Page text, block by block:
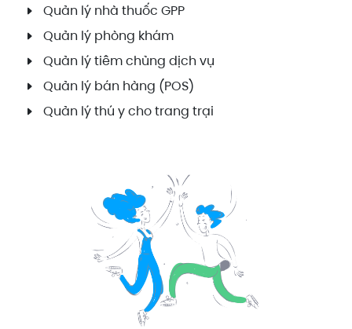
Quản lý nhà thuốc GPP
Quản lý phòng khám
Quản lý tiêm chủng dịch vụ
Quản lý bán hàng (POS)
Quản lý thú y cho trang trại